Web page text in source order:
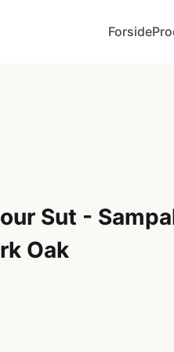
Forside
Sut -
Oak